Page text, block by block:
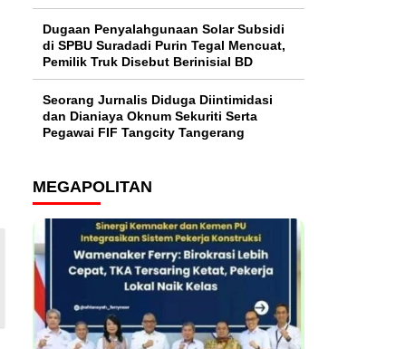
‎Dugaan Penyalahgunaan Solar Subsidi
di SPBU Suradadi Purin Tegal Mencuat,
Pemilik Truk Disebut Berinisial BD
Seorang Jurnalis Diduga Diintimidasi
dan Dianiaya Oknum Sekuriti Serta
Pegawai FIF Tangcity Tangerang
MEGAPOLITAN